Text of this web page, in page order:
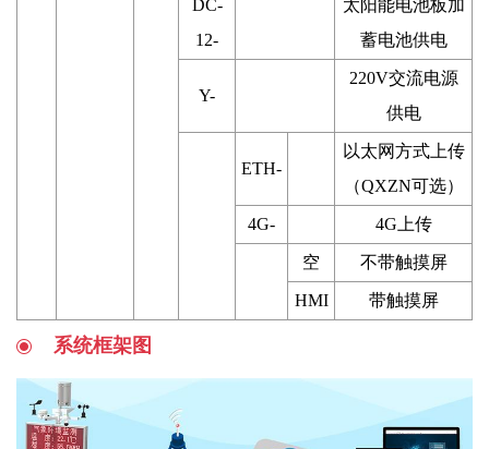
DC-
12-
太阳能电池板加
蓄电池供电
Y-
220V交流电源
供电
ETH-
以太网方式上传
（QXZN可选）
4G- 4G上传
空 不带触摸屏
HMI 带触摸屏
系统框架图